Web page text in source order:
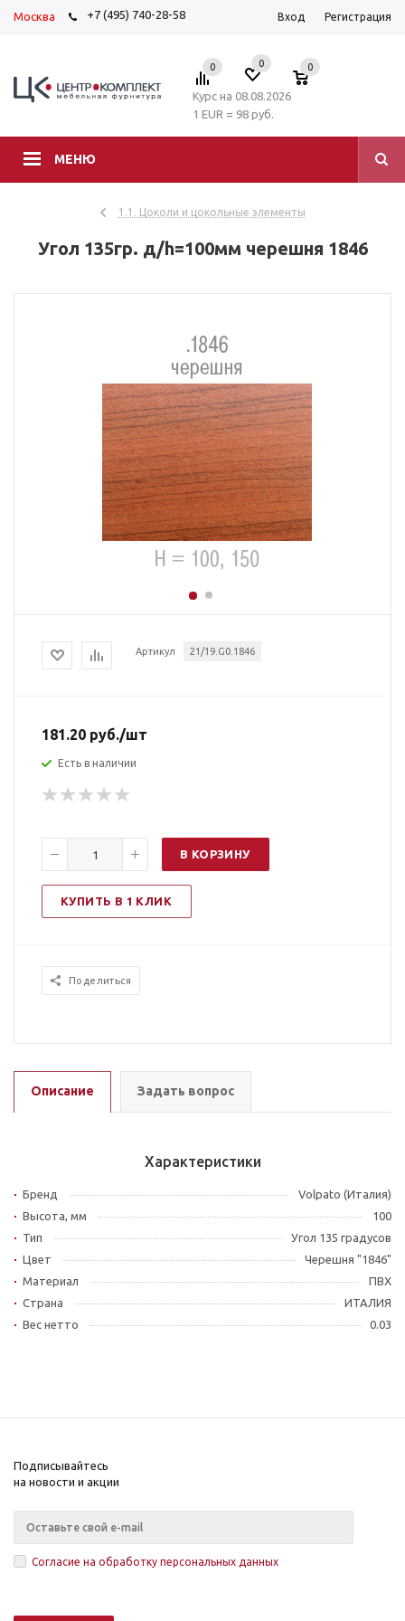
Москва +7 (495) 740-28-58 Вход Регистрация
МЕНЮ
0 0 0
Курс на 08.08.2026
1 EUR = 98 руб.
1.1. Цоколи и цокольные элементы
Угол 135гр. д/h=100мм черешня 1846
Артикул 21/19.G0.1846
181.20 руб./шт
Есть в наличии
В КОРЗИНУ
КУПИТЬ В 1 КЛИК
Поделиться
Описание Задать вопрос
Характеристики
Бренд
Volpato (Италия)
Высота, мм
100
Тип
Угол 135 градусов
Цвет
Черешня "1846"
Материал
ПВХ
Страна
ИТАЛИЯ
Вес нетто
0.03
Подписывайтесь
на новости и акции
Согласие на обработку персональных данных